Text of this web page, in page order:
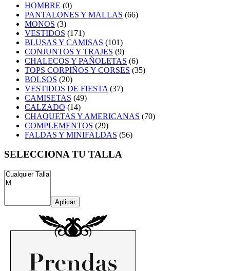
HOMBRE (0)
PANTALONES Y MALLAS (66)
MONOS (3)
VESTIDOS (171)
BLUSAS Y CAMISAS (101)
CONJUNTOS Y TRAJES (9)
CHALECOS Y PAÑOLETAS (6)
TOPS CORPIÑOS Y CORSES (35)
BOLSOS (20)
VESTIDOS DE FIESTA (37)
CAMISETAS (49)
CALZADO (14)
CHAQUETAS Y AMERICANAS (70)
COMPLEMENTOS (29)
FALDAS Y MINIFALDAS (56)
SELECCIONA TU TALLA
Aplicar